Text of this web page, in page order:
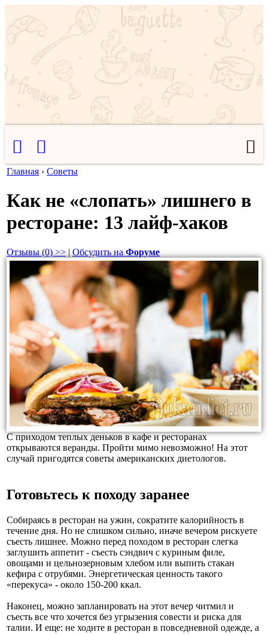
Главная › Советы
Как не «слопать» лишнего в
ресторане: 13 лайф-хаков
Отзывы (0) >> | Обсудить на Форуме
С приходом теплых деньков в кафе и ресторанах
открываются веранды. Пройти мимо невозможно! На этот
случай пригодятся советы американских диетологов.
Готовьтесь к походу заранее
Собираясь в ресторан на ужин, сократите калорийность в
течение дня. Но не слишком сильно, иначе вечером рискуете
съесть лишнее. Можно перед походом в ресторан слегка
заглушить аппетит - съесть сэндвич с куриным филе,
овощами и цельнозерновым хлебом или выпить стакан
кефира с отрубями. Энергетическая ценность такого
«перекуса» - около 150-200 ккал.
Наконец, можно запланировать на этот вечер читмил и
съесть все что хочется без угрызения совести и риска для
талии. И еще: не ходите в ресторан в повседневной одежде, а